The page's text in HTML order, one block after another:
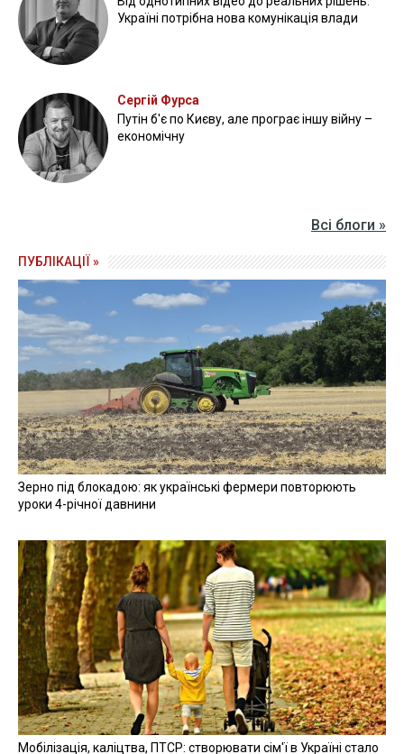
Україні потрібна нова комунікація влади
Сергій Фурса
Путін б'є по Києву, але програє іншу війну –
економічну
Всі блоги »
ПУБЛІКАЦІЇ »
Зерно під блокадою: як українські фермери повторюють
уроки 4-річної давнини
Мобілізація, каліцтва, ПТСР: створювати сім'ї в Україні стало